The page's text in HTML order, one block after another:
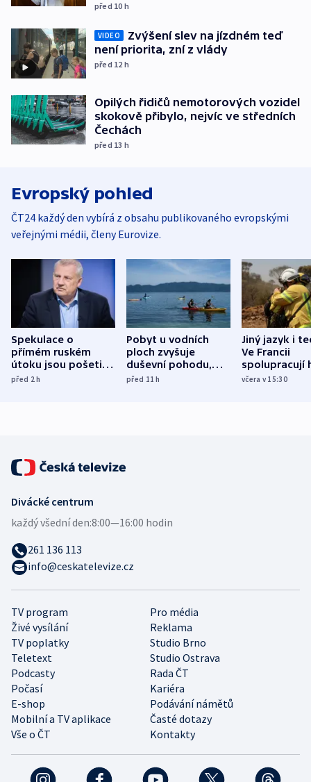
před 10 h
VIDEO
Zvýšení slev na jízdném teď
není priorita, zní z vlády
před 12 h
Opilých řidičů nemotorových vozidel
skokově přibylo, nejvíc ve středních
Čechách
před 13 h
Evropský pohled
ČT24 každý den vybírá z obsahu publikovaného evropskými
veřejnými médii, členy Eurovize.
Spekulace o
přímém ruském
útoku jsou pošetilé,
míní estonský
před 2h
Pobyt u vodních
ploch zvyšuje
duševní pohodu,
ukázala
před 11h
Jiný jazyk i
Ve Francii
spolupracují
různých zemí
včera v 15:30
TV program
Pro média
Živé vysílání
Reklama
TV poplatky
Studio Brno
Teletext
Studio Ostrava
Podcasty
Rada ČT
Počasí
Kariéra
E-shop
Podávání námětů
Mobilní a TV aplikace
Časté dotazy
Vše o ČT
Kontakty
Divácké centrum
každý všední den:8:00—16:00 hodin
261 136 113
info@ceskatelevize.cz